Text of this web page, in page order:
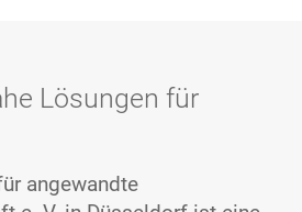
Lösungen für
angewandte